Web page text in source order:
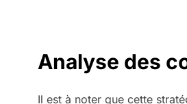
Analyse des
Il est à noter que cette